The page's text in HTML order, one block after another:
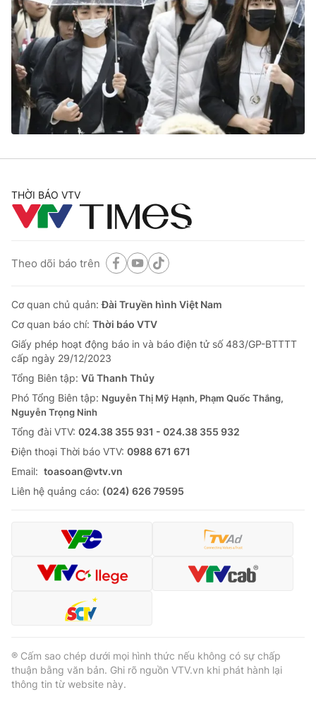
VTV Money VTV Thể thao
VTV Sức khoẻ Bất động sản
Thị trường 24h Tấm lòng Việt
VTV4 Vươn mình bằng AI
Liên hệ tòa soạn English
Theo dõi báo trên
Cơ quan chủ quản: Đài Truyền hình Việt Nam
Cơ quan báo chí:Thời báo VTV
Giấy phép hoạt động báo in và báo điện tử số 483/GP-BTTTT
cấp ngày 29/12/2023
Tổng Biên tập:Vũ Thanh Thủy
Phó Tổng Biên tập: Nguyễn Thị Mỹ Hạnh, Phạm Quốc Thắng,
Ðiện thoại Thời báo VTV:
Email:toasoan@vtv.vn
Liên hệ quảng cáo:024-7300.7108
THỜI BÁO VTV
Theo dõi báo trên
Cơ quan chủ quản:Đài Truyền hình Việt Nam
Cơ quan báo chí: Thời báo VTV
Giấy phép hoạt động báo in và báo điện tử số 483/GP-BTTTT
cấp ngày 29/12/2023
Tổng Biên tập: Vũ Thanh Thủy
Phó Tổng Biên tập: Nguyễn Thị Mỹ Hạnh, Phạm Quốc Thắng,
Nguyễn Trọng Ninh
Tổng đài VTV: 024.38 355 931 - 024.38 355 932
Ðiện thoại Thời báo VTV: 0988 671 671
Email: toasoan@vtv.vn
Liên hệ quảng cáo: (024) 626 79595
® Cấm sao chép dưới mọi hình thức nếu không có sự chấp
thuận bằng văn bản. Ghi rõ nguồn VTV.vn khi phát hành lại
thông tin từ website này.